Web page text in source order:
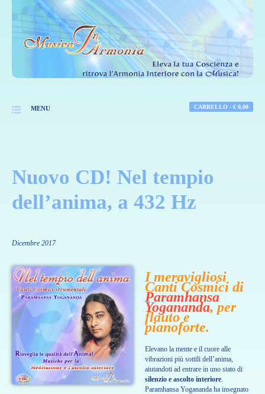
MENU CARRELLO - € 0,00
Nuovo CD! Nel tempio
dell’anima, a 432 Hz
Dicembre 2017
I meravigliosi
Canti Cosmici di
Paramhansa
Yogananda, per
flauto e
pianoforte.
Elevano la mente e il cuore alle
vibrazioni più sottili dell’anima,
aiutandoti ad entrare in uno stato di
silenzio e ascolto interiore.
Paramhansa Yogananda ha insegnato